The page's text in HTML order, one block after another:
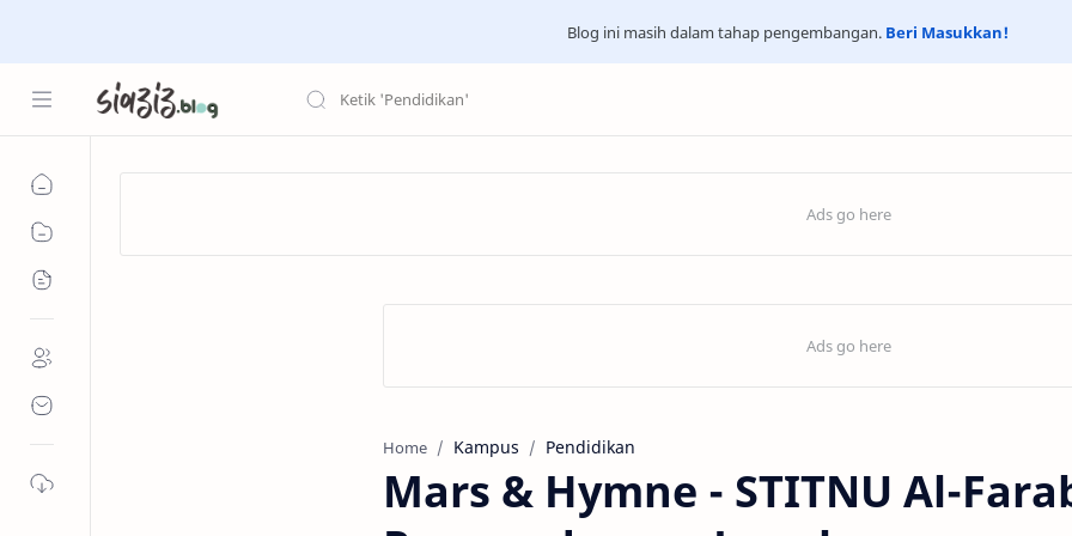
Blog ini masih dalam tahap pengembangan. Beri Masukkan!
Home Kampus Pendidikan
Mars & Hymne - STITNU Al-